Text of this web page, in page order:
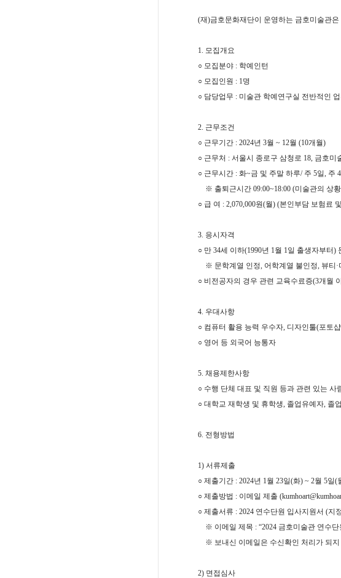
(재)금호문화재단이 운영하는 금호미술관
1. 모집개요
○ 모집분야 : 학예인턴
○ 모집인원 : 1명
○ 담당업무 : 미술관 학예연구실 전반적인
2. 근무조건
○ 근무기간 : 2024년 3월 ~ 12월 (10개월)
○ 근무처 : 서울시 종로구 삼청로 18, 금호미
○ 근무시간 : 화~금 및 주말 하루/ 주 5일, 주
※ 출퇴근시간 09:00~18:00 (미술관의 상
○ 급 여 : 2,070,000원(월) (본인부담 보험료
3. 응시자격
○​ 만 34세 이하(1990년 1월 1일 출생자부터)
※ 문학계열 인정, 어학계열 불인정, 뷰티 ·
○​​ 비전공자의 경우 관련 교육수료증(3개월
4. 우대사항
○ ​ 컴퓨터 활용 능력 우수자, 디자인툴(포토샵
○​ 영어 등 외국어 능통자
5. 채용제한사항
○ 수행 단체 대표 및 직원 등과 관련 있는 사
○ 대학교 재학생 및 휴학생, 졸업유예자, 졸
6. 전형방법
1) 서류제출
○ 제출기간 : 2024년 1월 23일(화) ~ 2월 5일(
○ 제출방법 : 이메일 제출
○ 제출서류 : 2024 연수단원 입사지원서 (지
※ 이메일 제목 : “2024 금호미술관 연수단
※​ 보내신 이메일은 수신확인 처리가 되
2) 면접심사